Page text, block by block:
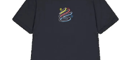
varianti.